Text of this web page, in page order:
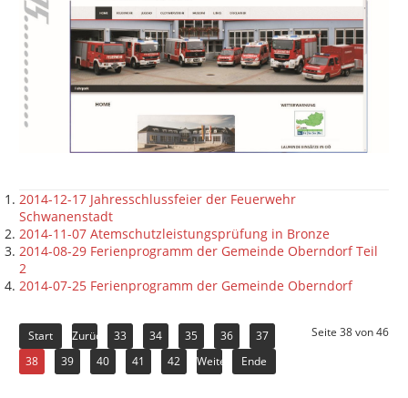
2014-12-17 Jahresschlussfeier der Feuerwehr
Schwanenstadt
2014-11-07 Atemschutzleistungsprüfung in Bronze
2014-08-29 Ferienprogramm der Gemeinde Oberndorf Teil
2
2014-07-25 Ferienprogramm der Gemeinde Oberndorf
Seite 38 von 46
Start Zurück 33 34 35 36
37
38
39 40 41 42 Weiter Ende